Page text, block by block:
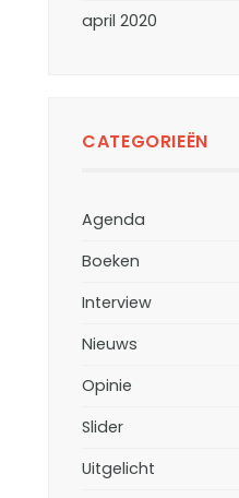
april 2020
CATEGORIEËN
Agenda
Boeken
Interview
Nieuws
Opinie
Slider
Uitgelicht